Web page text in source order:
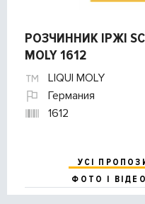
РОЗЧИННИК IРЖІ
MOLY 1612
LIQUI MOLY
Германия
1612
УСІ
ФОТО І ВІДЕО